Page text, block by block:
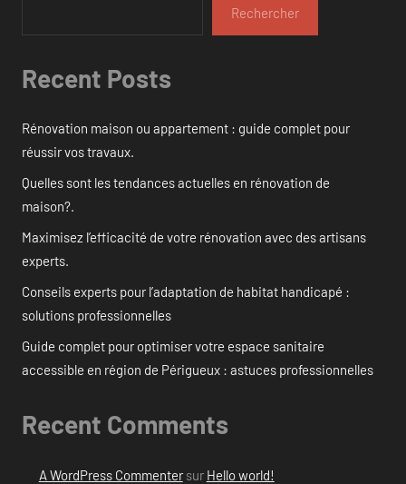
Rechercher
Recent Posts
Rénovation maison ou appartement : guide complet pour
réussir vos travaux.
Quelles sont les tendances actuelles en rénovation de
maison?.
Maximisez l’efficacité de votre rénovation avec des artisans
experts.
Conseils experts pour l’adaptation de habitat handicapé :
solutions professionnelles
Guide complet pour optimiser votre espace sanitaire
accessible en région de Périgueux : astuces professionnelles
Recent Comments
A WordPress Commentersur Hello world!